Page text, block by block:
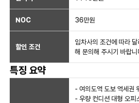
NOC 36만원
할인 조건
임차사의 조건에 따라
해 문의해 주시기 바랍니
특징 요약
- 여의도역 도보 역세권
- 우량 컨디션 대형 오피